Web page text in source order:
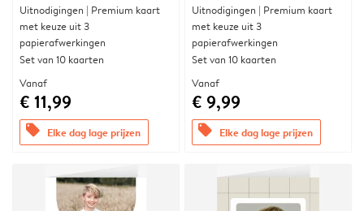
Uitnodigingen | Premium kaart
met keuze uit 3
papierafwerkingen
Set van 10 kaarten
Vanaf
€ 11,99
offers Elke dag lage prijzen
Uitnodigingen | Premium kaart
met keuze uit 3
papierafwerkingen
Set van 10 kaarten
Vanaf
€ 9,99
offers Elke dag lage prijzen